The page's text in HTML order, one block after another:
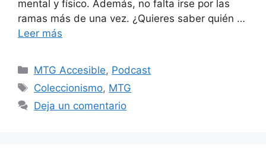
mental y físico. Además, no falta irse por las
ramas más de una vez. ¿Quieres saber quién …
Leer más
Categorías
MTG Accesible, Podcast
Etiquetas
Coleccionismo, MTG
Deja un comentario